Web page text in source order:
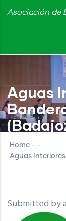
Skip
content
Asociación de
Aguas
Home - -
Aguas
Submitted by